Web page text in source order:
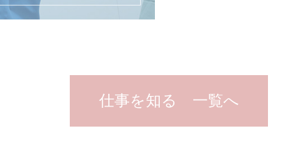
仕事を知る 一覧へ